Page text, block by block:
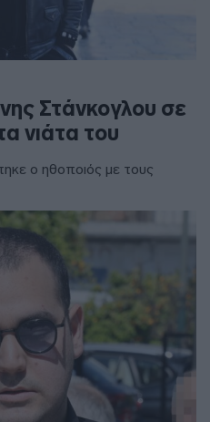
Στάνκογλου σε
νιάτα του
ο ηθοποιός με τους